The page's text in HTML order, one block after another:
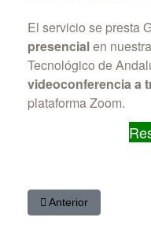
El servicio se presta
presencialen
Tecnológico de
videoconferencia a
plataforma Zoom.
Artículo anterior:
Anterior